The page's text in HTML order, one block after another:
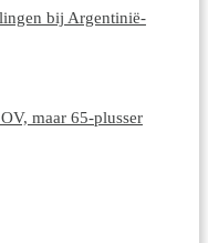
bij Argentinië-
maar 65-plusser